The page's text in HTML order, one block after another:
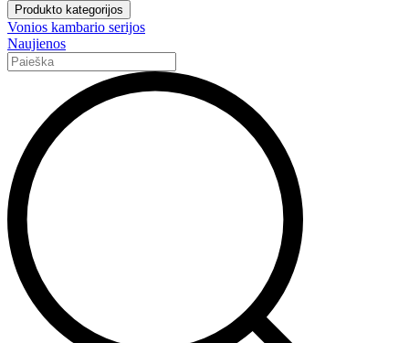
Produkto kategorijos
Vonios kambario serijos
Naujienos